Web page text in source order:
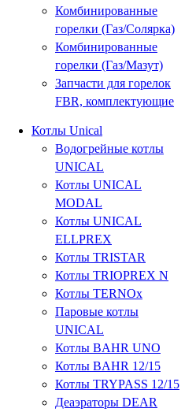
Комбинированные
горелки (Газ/Солярка)
Комбинированные
горелки (Газ/Мазут)
Запчасти для горелок
FBR, комплектующие
Котлы Unical
Водогрейные котлы
UNICAL
Котлы UNICAL
MODAL
Котлы UNICAL
ELLPREX
Котлы TRISTAR
Котлы TRIOPREX N
Котлы TERNOx
Паровые котлы
UNICAL
Котлы BAHR UNO
Котлы BAHR 12/15
Котлы TRYPASS 12/15
Деаэраторы DEAR